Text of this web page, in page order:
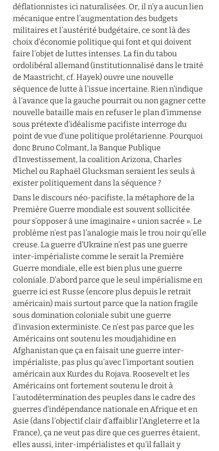
déflationnistes ici naturalisées. Or, il n’y a aucun lien
mécanique entre l’augmentation des budgets
militaires et l’austérité budgétaire, ce sont là des
choix d’économie politique qui font et qui doivent
faire l’objet de luttes intenses. La fin du tabou
ordolibéral allemand (institutionnalisé dans le traité
de Maastricht, cf. Hayek) ouvre une nouvelle
séquence de lutte à l’issue incertaine. Rien n’indique
à l’avance que la gauche pourrait ou non gagner cette
nouvelle bataille mais en refuser le plan d’immense
sous prétexte d’idéalisme pacifiste interroge du
point de vue d’une politique prolétarienne. Pourquoi
donc Bruno Colmant, la Banque Publique
d’Investissement, la coalition Arizona, Charles
Michel ou Raphaël Glucksman seraient les seuls à
exister politiquement dans la séquence ?
Dans le discours néo-pacifiste, la métaphore de la
Première Guerre mondiale est souvent sollicitée
pour s’opposer à une imaginaire « union sacrée ». Le
problème n’est pas l’analogie mais le trou noir qu’elle
creuse. La guerre d’Ukraine n’est pas une guerre
inter-impérialiste comme le serait la Première
Guerre mondiale, elle est bien plus une guerre
coloniale. D’abord parce que le seul impérialisme en
guerre ici est Russe (encore plus depuis le retrait
américain) mais surtout parce que la nation fragile
sous domination coloniale subit une guerre
d’invasion exterministe. Ce n’est pas parce que les
Américains ont soutenu les moudjahidine en
Afghanistan que ça en faisait une guerre inter-
impérialiste, pas plus qu’avec l’important soutien
américain aux Kurdes du Rojava. Roosevelt et les
Américains ont fortement soutenu le droit à
l’autodétermination des peuples dans le cadre des
guerres d’indépendance nationale en Afrique et en
Asie (dans l’objectif clair d’affaiblir l’Angleterre et la
France), ça ne veut pas dire que ces guerres étaient,
elles aussi, inter-impérialistes et qu’il fallait y